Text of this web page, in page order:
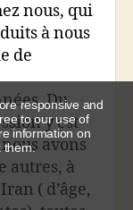
nous, qui
à nous
de
Du
y est
avons
autres, à
( d’âge,
responsive and
to our use of
information on
them.